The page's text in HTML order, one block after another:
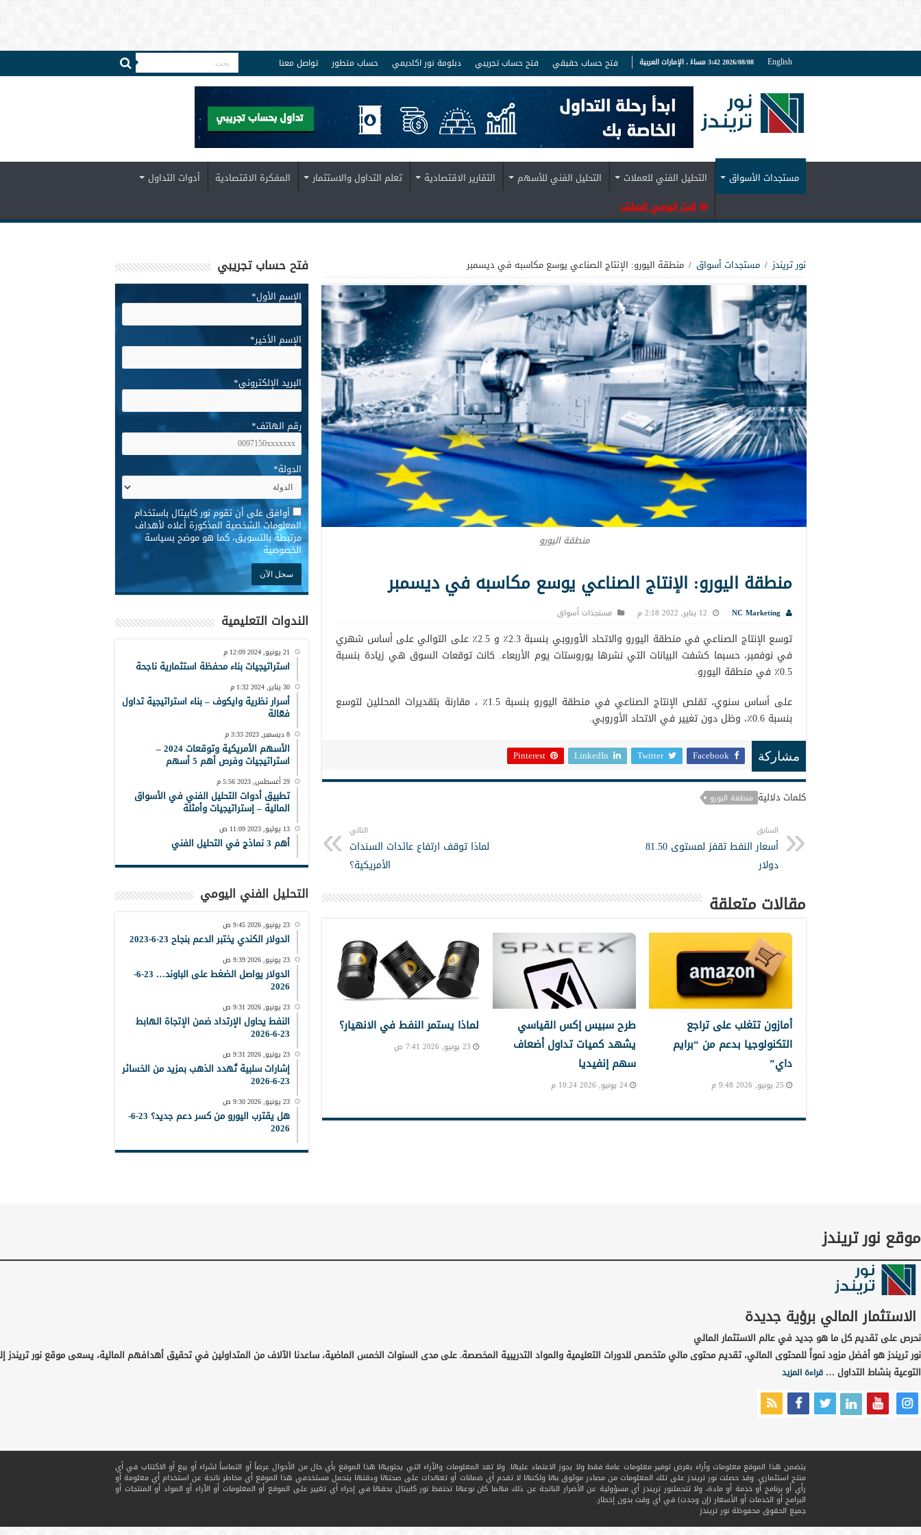
English 2026/08/08 3:42 مساءً ، الإمارات العربية فتح حساب حقيقي فتح حساب تجريبي دبلومة نور اكاديمي حساب متطور تواصل معنا
مستجدات الأسواق التحليل الفني للعملات التحليل الفني للأسهم التقارير الاقتصادية تعلم التداول والاستثمار المفكرة الاقتصادية
أدوات التداول
البث اليومي المباشر
نور تريندز / مستجدات أسواق / منطقة اليورو: الإنتاج الصناعي يوسع مكاسبه في ديسمبر
منطقة اليورو
منطقة اليورو: الإنتاج الصناعي يوسع مكاسبه في ديسمبر
NC Marketing 12 يناير, 2022 2:18 م مستجدات أسواق
توسع الإنتاج الصناعي في منطقة اليورو والاتحاد الأوروبي بنسبة 2.3٪ و 2.5٪ على التوالي على أساس شهري
في نوفمبر، حسبما كشفت البيانات التي نشرها يوروستات يوم الأربعاء. كانت توقعات السوق هي زيادة بنسبة
0.5٪ في منطقة اليورو.
على أساس سنوي، تقلص الإنتاج الصناعي في منطقة اليورو بنسبة 1.5٪ ، مقارنة بتقديرات المحللين لتوسع
بنسبة 0.6٪، وظل دون تغيير في الاتحاد الأوروبي.
مشاركة Facebook
Twitter
LinkedIn
Pinterest
كلمات دلالية منطقة اليورو
السابق
أسعار النفط تقفز لمستوى 81.50
دولار
التالي
لماذا توقف ارتفاع عائدات السندات
الأمريكية؟
مقالات متعلقة
أمازون تتغلب على تراجع
التكنولوجيا بدعم من “برايم
داي”
25 يونيو, 2026 9:48 م
طرح سبيس إكس القياسي
يشهد كميات تداول أضعاف
سهم إنفيديا
24 يونيو, 2026 10:24 م
لماذا يستمر النفط في الانهيار؟
23 يونيو, 2026 7:41 ص
فتح حساب تجريبي
الإسم الأول*
الإسم الأخير*
البريد الإلكتروني*
رقم الهاتف*
الدولة*
* أوافق على أن تقوم نور كابيتال باستخدام
المعلومات الشخصية المذكورة أعلاه لأهداف
مرتبطة بالتسويق، كما هو موضح بسياسة
الخصوصية
الندوات التعليمية
21 يونيو, 2024 12:09 م
استراتيجيات بناء محفظة استثمارية ناجحة
30 يناير, 2024 1:32 م
أسرار نظرية وايكوف – بناء استراتيجية تداول
فعّالة
8 ديسمبر, 2023 3:33 م
الأسهم الأمريكية وتوقعات 2024 –
استراتيجيات وفرص أهم 5 أسهم
29 أغسطس, 2023 5:56 م
تطبيق أدوات التحليل الفني في الأسواق
المالية – إستراتيجيات وأمثلة
13 يوليو, 2023 11:09 ص
أهم 3 نماذج في التحليل الفني
التحليل الفني اليومي
23 يونيو, 2026 9:45 ص
الدولار الكندي يختبر الدعم بنجاح 23-6-2023
23 يونيو, 2026 9:39 ص
الدولار يواصل الضغط على الباوند… 23-6-
2026
23 يونيو, 2026 9:31 ص
النفط يحاول الإرتداد ضمن الإتجاة الهابط
23-6-2026
23 يونيو, 2026 9:31 ص
إشارات سلبية تُهدد الذهب بمزيد من الخسائر
23-6-2026
23 يونيو, 2026 9:30 ص
هل يقترب اليورو من كسر دعم جديد؟ 23-6-
2026
موقع نور تريندز
الاستثمار المالي برؤية جديدة
نحرص على تقديم كل ما هو جديد في عالم الاستثمار المالي
نور تريندز هو أفضل مزود نمواً للمحتوى المالي، تقديم محتوى مالي متخصص للدورات التعليمية والمواد التدريبية المخصصة. على مدى السنوات الخمس الماضية، ساعدنا الآلاف من المتداولين في تحقيق أهدافهم المالية، يسعى موقع نور تريندز
التوعية بنشاط التداول … قراءة المزيد
يتضمن هذا الموقع معلومات وآراء بغرض توفير معلومات عامة فقط ولا يجوز الاعتماد عليها. ولا تعد المعلومات والآراء التي يحتويها هذا الموقع بأي حال من الأحوال عرضاً أو التماساً لشراء أو بيع أو الاكتتاب في أي
منتج استثماري. وقد حصلت نور تريندز على تلك المعلومات من مصادر موثوق بها ولكنها لا تقدم أي ضمانات أو تعهدات على صحتها ودقتها يتحمل مستخدمي هذا الموقع أي مخاطر ناتجة عن استخدام أي معلومة أو
رأي أو برنامج أو خدمة أو مادة، ولا تتحملنور تريندز أي مسؤولية عن الأضرار الناتجة عن ذلك مهما كان نوعها تحتفظ نور كابيتال بحقها في إجراء أي تغيير على الموقع أو المعلومات أو الآراء أو المواد أو المنتجات أو
البرامج أو الخدمات أو الأسعار (إن وجدت) في أي وقت بدون إخطار.
جميع الحقوق محفوظةنور تريندز